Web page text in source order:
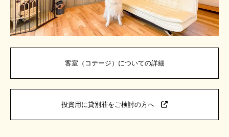
客室（コテージ）についての詳細
投資用に貸別荘をご検討の方へ